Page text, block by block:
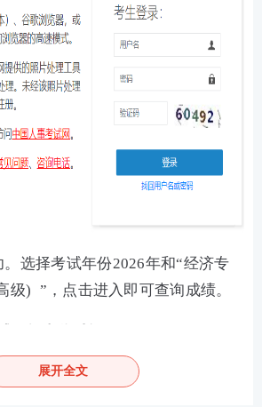
。选择考试年份2026年和“经济专
级) ”，点击进入即可查询成绩。
济师查分时间汇总如下：
展开全文